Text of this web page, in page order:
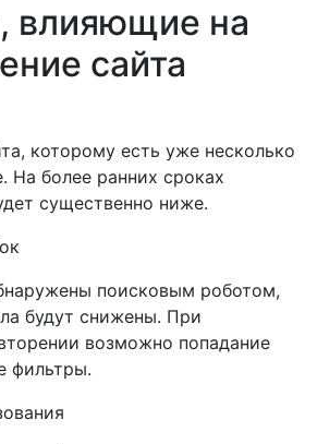
влияющие на
сайта
которому есть уже несколько
На более ранних сроках
существенно ниже.
поисковым роботом,
будут снижены. При
возможно попадание
фильтры.